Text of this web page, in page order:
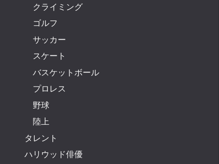
クライミング
ゴルフ
サッカー
スケート
バスケットボール
プロレス
野球
陸上
タレント
ハリウッド俳優